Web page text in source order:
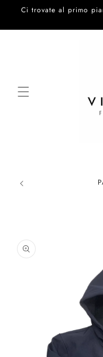
direttamente
Ci trovate al primo
informazioni
sul prodotto